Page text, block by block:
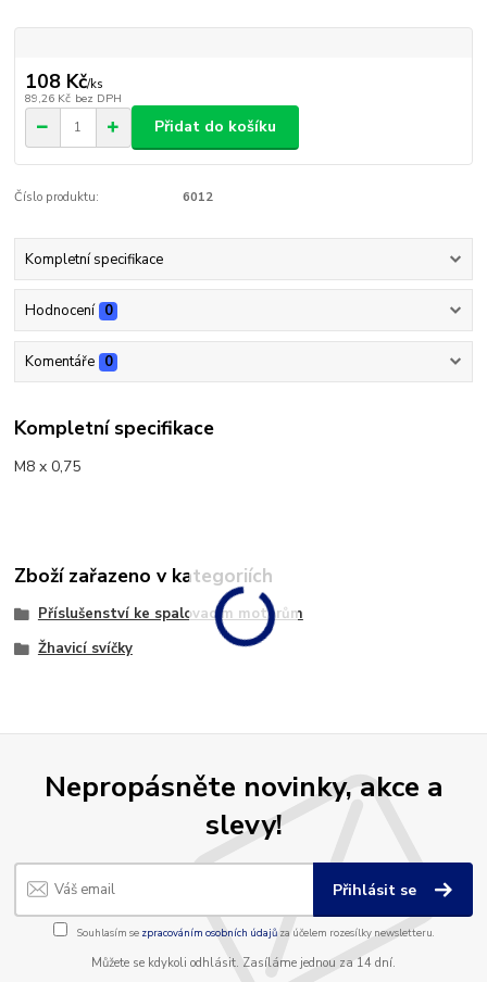
108 Kč/ks
89,26 Kč bez DPH
Přidat do košíku
Číslo produktu: 6012
Kompletní specifikace
Hodnocení 0
Komentáře 0
Kompletní specifikace
M8 x 0,75
Zboží zařazeno v kategoriích
Příslušenství ke spalovacím motorům
Žhavicí svíčky
Nepropásněte novinky, akce a
slevy!
Přihlásit se
Souhlasím se zpracováním osobních údajůza účelem rozesílky newsletteru.
Můžete se kdykoli odhlásit. Zasíláme jednou za 14 dní.